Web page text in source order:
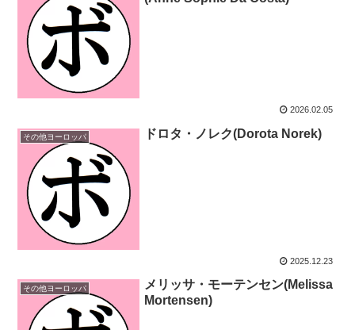
2026.02.05
その他ヨーロッパ ドロタ・ノレク(Dorota Norek)
2025.12.23
その他ヨーロッパ
メリッサ・モーテンセン(Melissa
Mortensen)